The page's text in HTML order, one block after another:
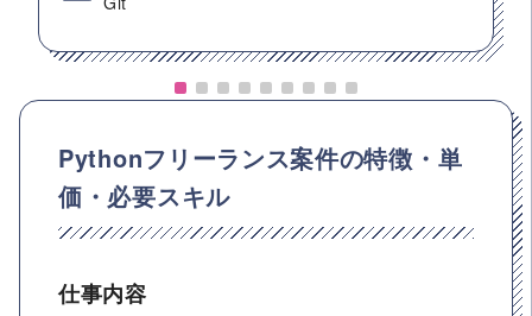
Pythonフリーランス案件の特徴・単
価・必要スキル
仕事内容